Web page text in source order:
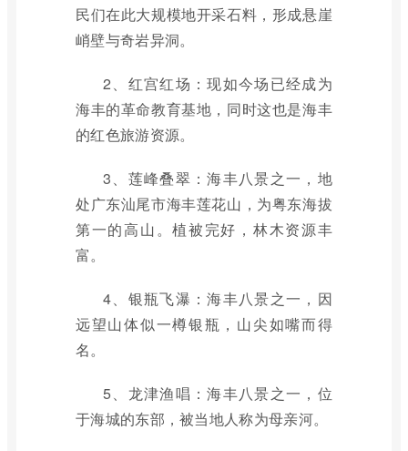
民们在此大规模地开采石料，形成悬崖
峭壁与奇岩异洞。
2、红宫红场：现如今场已经成为
海丰的革命教育基地，同时这也是海丰
的红色旅游资源。
3、莲峰叠翠：海丰八景之一，地
处广东汕尾市海丰莲花山，为粤东海拔
第一的高山。植被完好，林木资源丰
富。
4、银瓶飞瀑：海丰八景之一，因
远望山体似一樽银瓶，山尖如嘴而得
名。
5、龙津渔唱：海丰八景之一，位
于海城的东部，被当地人称为母亲河。